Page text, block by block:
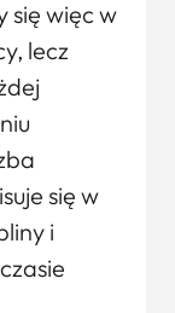
się więc w
lecz
się w
i